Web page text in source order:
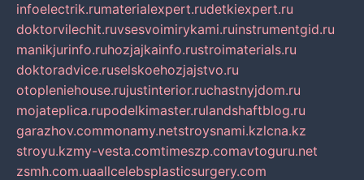
infoelectrik.rumaterialexpert.rudetkiexpert.ru
doktorvilechit.ruvsesvoimirykami.ruinstrumentgid.ru
manikjurinfo.ruhozjajkainfo.rustroimaterials.ru
doktoradvice.ruselskoehozjajstvo.ru
otopleniehouse.rujustinterior.ruchastnyjdom.ru
mojateplica.rupodelkimaster.rulandshaftblog.ru
garazhov.commonamy.netstroysnami.kzlcna.kz
stroyu.kzmy-vesta.comtimeszp.comavtoguru.net
zsmh.com.uaallcelebsplasticsurgery.com